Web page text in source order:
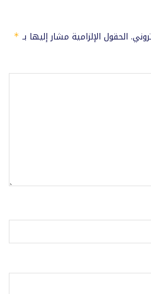
الحقول الإلزامية مشار إليها بـ *